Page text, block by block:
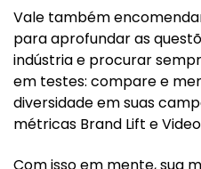
Vale também
para aprofundar as
indústria e procurar
em testes: compare e
diversidade em suas
métricas Brand Lift e